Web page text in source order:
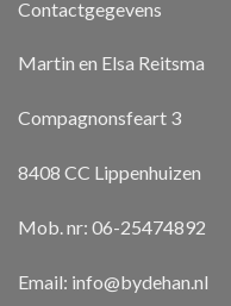
Contactgegevens
Martin en Elsa Reitsma
Compagnonsfeart 3
8408 CC Lippenhuizen
Mob. nr: 06-25474892
Email: info@bydehan.nl